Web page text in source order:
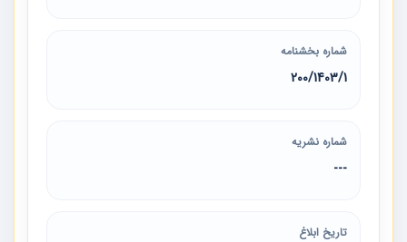
شماره بخشنامه
200/1403/1
شماره نشریه
---
تاریخ ابلاغ